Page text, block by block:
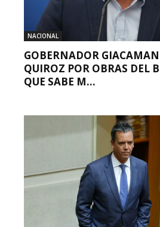
NACIONAL
GOBERNADOR
QUIROZ POR OBRAS DEL
QUE SABE M...